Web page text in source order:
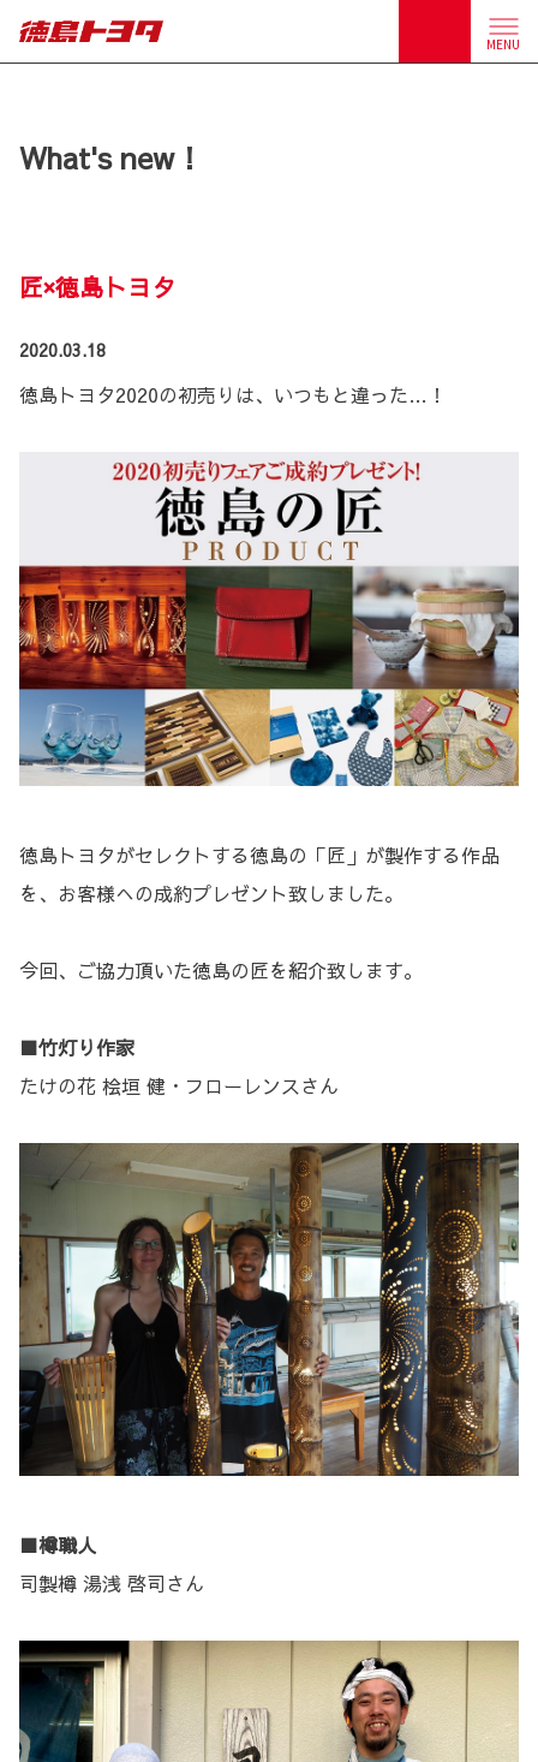
MENU
What's new！
匠×徳島トヨタ
2020.03.18
徳島トヨタ2020の初売りは、いつもと違った…！
徳島トヨタがセレクトする徳島の「匠」が製作する作品
を、お客様への成約プレゼント致しました。
今回、ご協力頂いた徳島の匠を紹介致します。
■竹灯り作家
たけの花 桧垣 健・フローレンスさん
■樽職人
司製樽 湯浅 啓司さん